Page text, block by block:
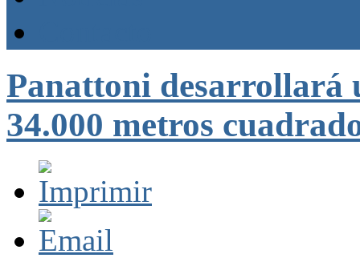
Panattoni desarrollará
34.000 metros